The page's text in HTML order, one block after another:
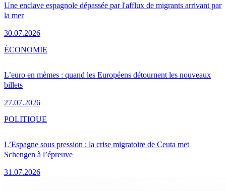
Une enclave espagnole dépassée par l'afflux de migrants arrivant par
la mer
30.07.2026
L’euro en mèmes : quand les Européens détournent les nouveaux
billets
27.07.2026
ÉCONOMIE
L’Espagne sous pression : la crise migratoire de Ceuta met
Schengen à l’épreuve
31.07.2026
POLITIQUE